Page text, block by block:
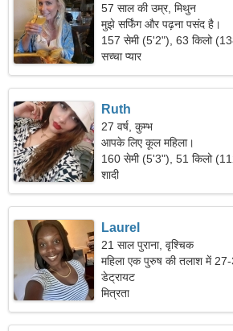
57 साल की उम्र, मिथुन
मुझे सर्फिंग और पढ़ना पसंद है।
157 सेमी (5'2"), 63 किलो
सच्चा प्यार
Ruth
27 वर्ष, कुम्भ
आपके लिए कूल महिला।
160 सेमी (5'3"), 51 किलो
शादी
Laurel
21 साल पुराना, वृश्चिक
महिला एक पुरुष की तलाश में
डेट्रायट
मित्रता